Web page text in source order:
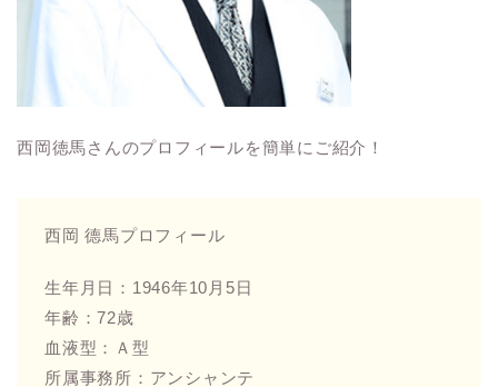
西岡徳馬さんのプロフィールを簡単にご紹介！
西岡 德馬プロフィール
生年月日：1946年10月5日
年齢：72歳
血液型：Ａ型
所属事務所：アンシャンテ